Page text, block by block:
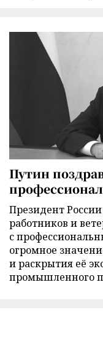
Путин
Президент
работников и
с
огромное
и раскрытия её
промышленного